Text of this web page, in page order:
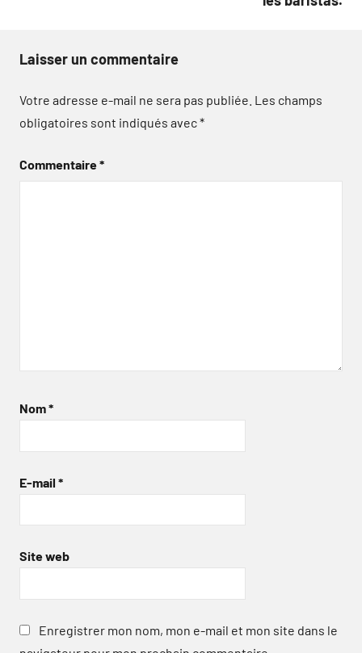
Laisser un commentaire
Votre adresse e-mail ne sera pas publiée. Les champs
obligatoires sont indiqués avec*
Commentaire*
Nom*
E-mail *
Site web
Enregistrer mon nom, mon e-mail et mon site dans le